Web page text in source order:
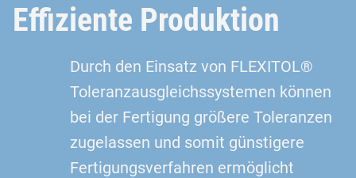
Effiziente Produktion
Durch den Einsatz von FLEXITOL®
Toleranzausgleichssystemen können
bei der Fertigung größere Toleranzen
zugelassen und somit günstigere
Fertigungsverfahren ermöglicht